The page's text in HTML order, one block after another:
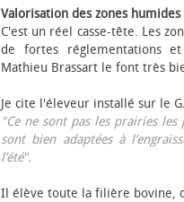
Valorisation des zones
C'est un réel casse-tête. Les
de fortes réglementations
Mathieu Brassart le font très
Je cite l'éleveur installé sur le
"Ce ne sont pas les prairies les
sont bien adaptées à
l’été".
Il élève toute la filière bovine,